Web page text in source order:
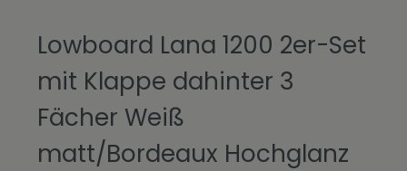
Lowboard Lana 1200 2er-Set
mit Klappe dahinter 3
Fächer Weiß
matt/Bordeaux Hochglanz